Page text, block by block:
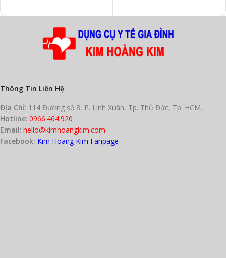
mỏi, tăng tính linh hoạt.
Giảm phù nề:Hỗ trợ giảm sưng
chân.
Tăng miễn dịch:Kích thích sức
Thông Tin Liên Hệ
Địa Chỉ: 114 Đường số 8, P. Linh Xuân, Tp. Thủ Đức, Tp. HCM.
Hotline: 0966.464.920
Email: hello@kimhoangkim.com
Facebook: Kim Hoang Kim Fanpage